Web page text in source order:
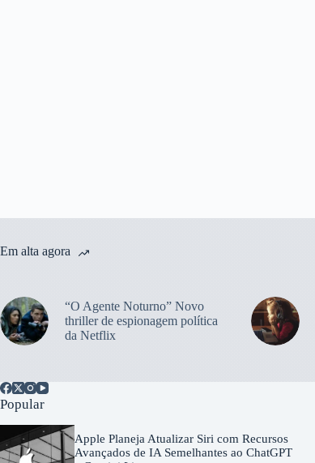
Em alta agora
“O Agente Noturno” Novo
thriller de espionagem política
da Netflix
Popular
Apple Planeja Atualizar Siri com Recursos
Avançados de IA Semelhantes ao ChatGPT